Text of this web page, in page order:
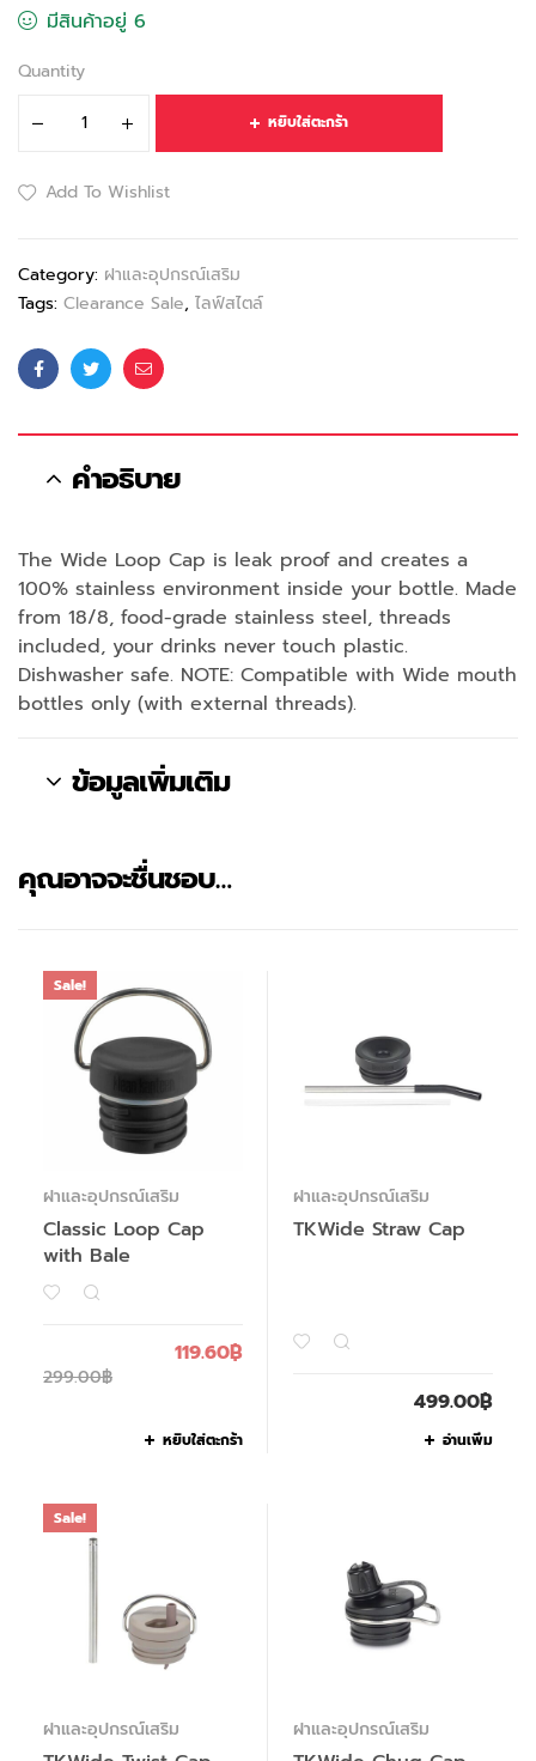
มีสินค้าอยู่ 6
Quantity
หยิบใส่ตะกร้า
Add To Wishlist
Category: ฝาและอุปกรณ์เสริม
Tags: Clearance Sale, ไลฟ์สไตล์
FacebookTwitterEmail
คำอธิบาย
The Wide Loop Cap is leak proof and creates a
100% stainless environment inside your bottle. Made
from 18/8, food-grade stainless steel, threads
included, your drinks never touch plastic.
Dishwasher safe. NOTE: Compatible with Wide mouth
bottles only (with external threads).
ข้อมูลเพิ่มเติม
คุณอาจจะชื่นชอบ…
Sale!
ฝาและอุปกรณ์เสริม
Classic Loop Cap
with Bale
299.00฿
119.60฿
หยิบใส่ตะกร้า
ฝาและอุปกรณ์เสริม
TKWide Straw Cap
499.00฿
อ่านเพิ่ม
Sale!
ฝาและอุปกรณ์เสริม ฝาและอุปกรณ์เสริม